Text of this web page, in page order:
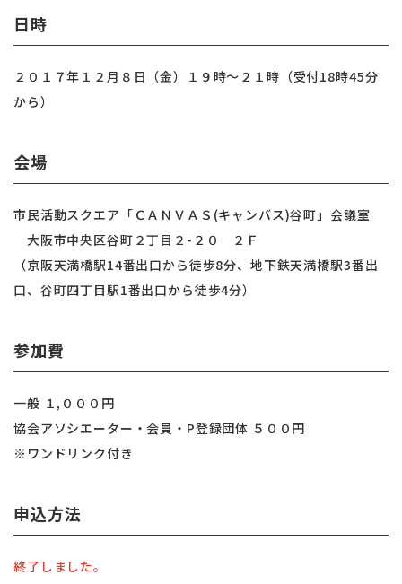
日時
２０１７年１２月８日（金）１９時〜２１時（受付18時45分
から）
会場
市民活動スクエア「ＣＡＮＶＡＳ(キャンバス)谷町」会議室
大阪市中央区谷町２丁目２-２０ ２Ｆ
（京阪天満橋駅14番出口から徒歩8分、地下鉄天満橋駅3番出
口、谷町四丁目駅1番出口から徒歩4分）
参加費
一般 １,０００円
協会アソシエーター・会員・P登録団体 ５００円
※ワンドリンク付き
申込方法
終了しました。